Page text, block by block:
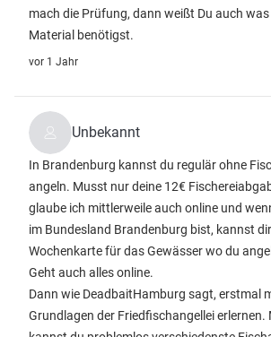
mach die Prüfung, dann weißt Du auch
Material benötigst.
vor 1 Jahr
Unbekannt
In Brandenburg kannst du regulär ohne
angeln. Musst nur deine 12€
glaube ich mittlerweile auch online und
im Bundesland Brandenburg bist, kannst
Wochenkarte für das Gewässer wo du
Geht auch alles online.
Dann wie DeadbaitHamburg sagt, erstmal
Grundlagen der Friedfischangellei erlernen.